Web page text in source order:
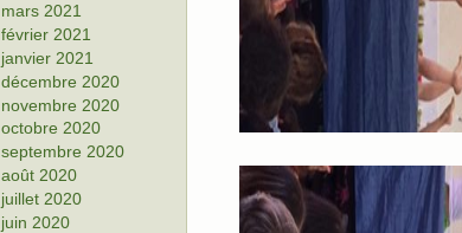
mars 2021
février 2021
janvier 2021
décembre 2020
novembre 2020
octobre 2020
septembre 2020
août 2020
juillet 2020
juin 2020